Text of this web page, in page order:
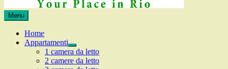
Copa
Apartments
Appartamenti
in
affitto
Menu
Home
Appartamenti
expand
child
menu
1 camera da letto
2 camere da letto